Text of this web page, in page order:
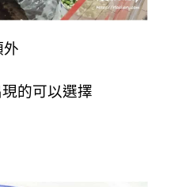
外
的可以選擇